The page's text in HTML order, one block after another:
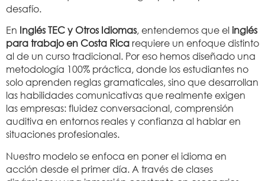
desafío.
En Inglés TEC y Otros Idiomas, entendemos que elinglés
para trabajo en Costa Ricarequiere un enfoque distinto
al de un curso tradicional. Por eso hemos diseñado una
metodología 100% práctica, donde los estudiantes no
solo aprenden reglas gramaticales, sino que desarrollan
las habilidades comunicativas que realmente exigen
las empresas: fluidez conversacional, comprensión
auditiva en entornos reales y confianza al hablar en
situaciones profesionales.
Nuestro modelo se enfoca en poner el idioma en
acción desde el primer día. A través de clases